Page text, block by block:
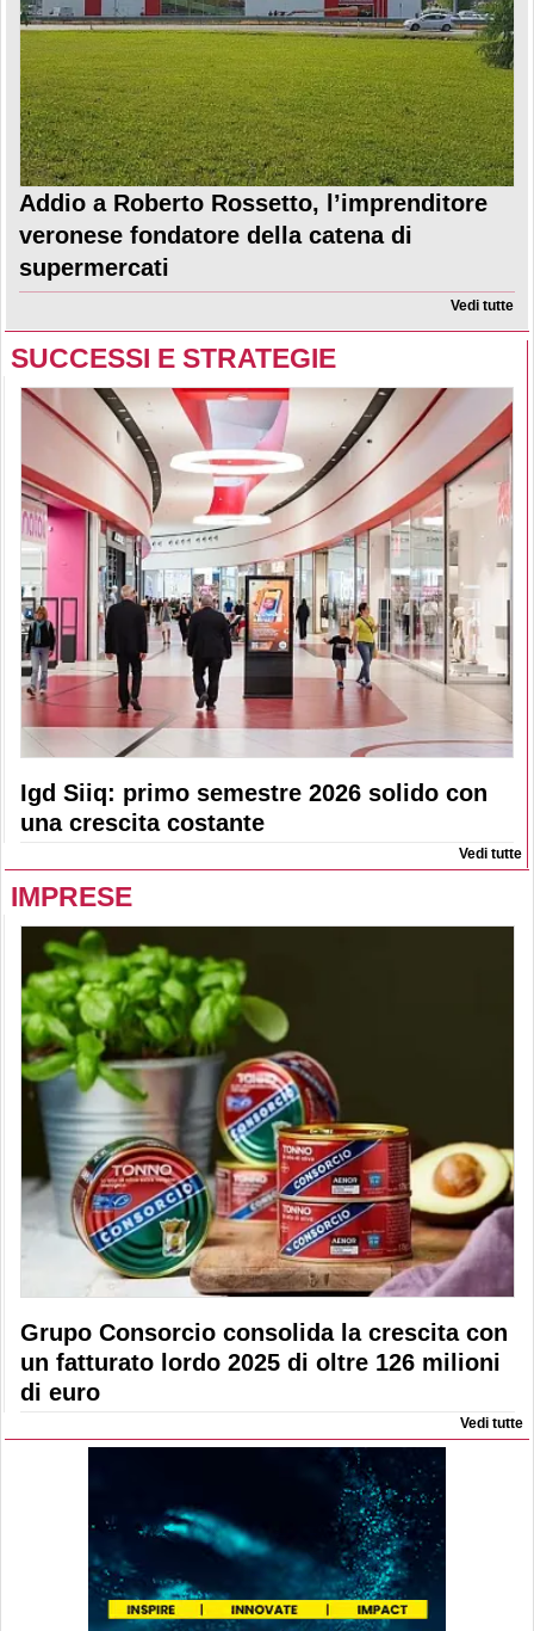
Addio a Roberto Rossetto, l’imprenditore
veronese fondatore della catena di
supermercati
Vedi tutte
SUCCESSI E STRATEGIE
Igd Siiq: primo semestre 2026 solido con
una crescita costante
Vedi tutte
IMPRESE
Grupo Consorcio consolida la crescita con
un fatturato lordo 2025 di oltre 126 milioni
di euro
Vedi tutte